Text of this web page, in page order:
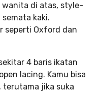
wanita di atas, style-
kaki.
seperti Oxford dan
4 baris ikatan
lacing. Kamu bisa
terutama jika suka